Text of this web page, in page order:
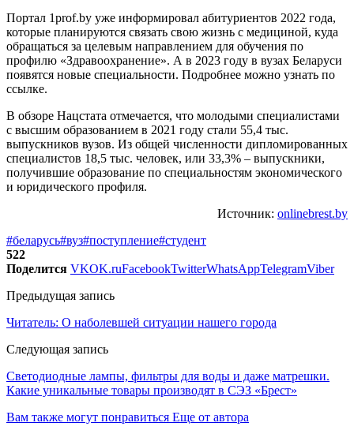
Портал 1prof.by уже информировал абитуриентов 2022 года,
которые планируются связать свою жизнь с медициной, куда
обращаться за целевым направлением для обучения по
профилю «Здравоохранение». А в 2023 году в вузах Беларуси
появятся новые специальности. Подробнее можно узнать по
ссылке.
В обзоре Нацстата отмечается, что молодыми специалистами
с высшим образованием в 2021 году стали 55,4 тыс.
выпускников вузов. Из общей численности дипломированных
специалистов 18,5 тыс. человек, или 33,3% – выпускники,
получившие образование по специальностям экономического
и юридического профиля.
Источник: onlinebrest.by
#беларусь#вуз#поступление#студент
522
Поделится VKOK.ruFacebookTwitterWhatsAppTelegramViber
Предыдущая запись
Читатель: О наболевшей ситуации нашего города
Следующая запись
Светодиодные лампы, фильтры для воды и даже матрешки.
Какие уникальные товары производят в СЭЗ «Брест»
Вам также могут понравиться Еще от автора